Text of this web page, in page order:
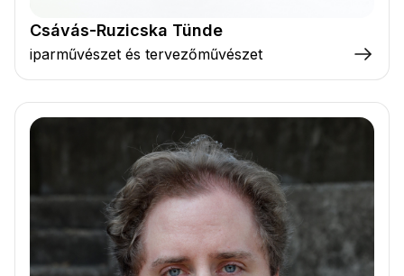
Csávás-Ruzicska Tünde
iparművészet és tervezőművészet